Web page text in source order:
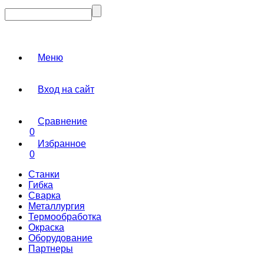
Меню
Вход на сайт
Сравнение
0
Избранное
0
Станки
Гибка
Сварка
Металлургия
Термообработка
Окраска
Оборудование
Партнеры